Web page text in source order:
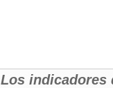
Los indicadores